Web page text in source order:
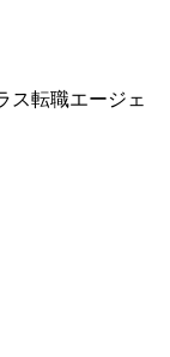
ス転職エージェ